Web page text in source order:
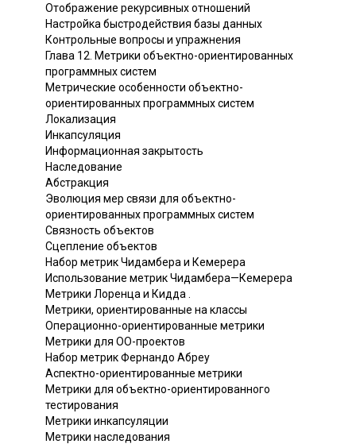
Отображение рекурсивных отношений
Настройка быстродействия базы данных
Контрольные вопросы и упражнения
Глава 12. Метрики объектно-ориентированных
программных систем
Метрические особенности объектно-
ориентированных программных систем
Локализация
Инкапсуляция
Информационная закрытость
Наследование
Абстракция
Эволюция мер связи для объектно-
ориентированных программных систем
Связность объектов
Сцепление объектов
Набор метрик Чидамбера и Кемерера
Использование метрик Чидамбера—Кемерера
Метрики Лоренца и Кидда .
Метрики, ориентированные на классы
Операционно-ориентированные метрики
Метрики для ОО-проектов
Набор метрик Фернандо Абреу
Аспектно-ориентированные метрики
Метрики для объектно-ориентированного
тестирования
Метрики инкапсуляции
Метрики наследования